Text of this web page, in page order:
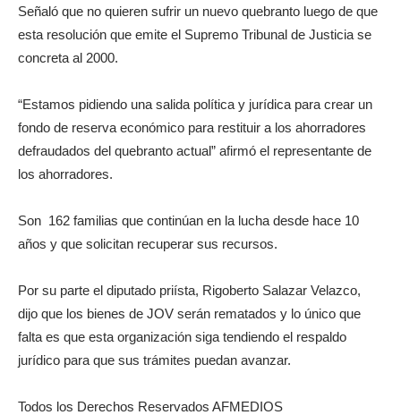
Señaló que no quieren sufrir un nuevo quebranto luego de que
esta resolución que emite el Supremo Tribunal de Justicia se
concreta al 2000.
“Estamos pidiendo una salida política y jurídica para crear un
fondo de reserva económico para restituir a los ahorradores
defraudados del quebranto actual” afirmó el representante de
los ahorradores.
Son 162 familias que continúan en la lucha desde hace 10
años y que solicitan recuperar sus recursos.
Por su parte el diputado priísta, Rigoberto Salazar Velazco,
dijo que los bienes de JOV serán rematados y lo único que
falta es que esta organización siga tendiendo el respaldo
jurídico para que sus trámites puedan avanzar.
Todos los Derechos Reservados AFMEDIOS